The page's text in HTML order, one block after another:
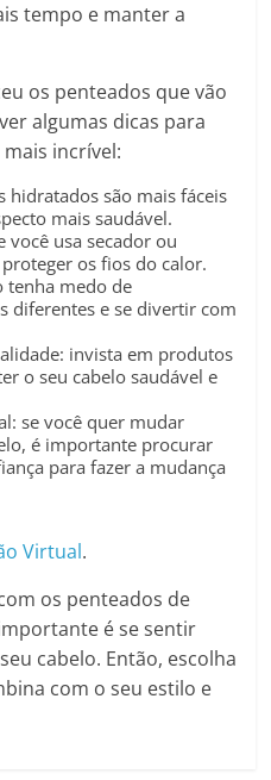
tempo e manter a
os penteados que vão
algumas dicas para
incrível:
hidratados são mais fáceis
mais saudável.
você usa secador ou
os fios do calor.
tenha medo de
diferentes e se divertir com
invista em produtos
o seu cabelo saudável e
se você quer mudar
é importante procurar
para fazer a mudança
Virtual.
os penteados de
é se sentir
cabelo. Então, escolha
com o seu estilo e